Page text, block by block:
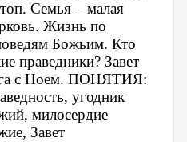
Семья – малая
Жизнь по
Божьим. Кто
праведники? Завет
с Ноем. ПОНЯТИЯ:
угодник
милосердие
Завет